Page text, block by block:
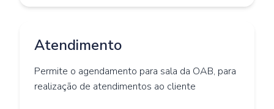
Atendimento
Permite o agendamento para sala da OAB, para
realização de atendimentos ao cliente